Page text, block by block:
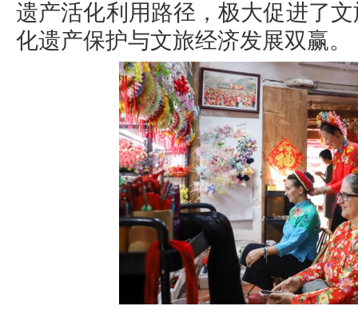
遗产活化利用路径，极大促进了
化遗产保护与文旅经济发展双赢。